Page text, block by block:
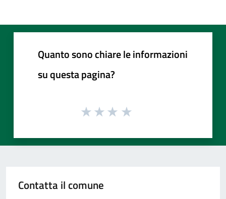
Quanto sono chiare le informazioni
su questa pagina?
Contatta il comune